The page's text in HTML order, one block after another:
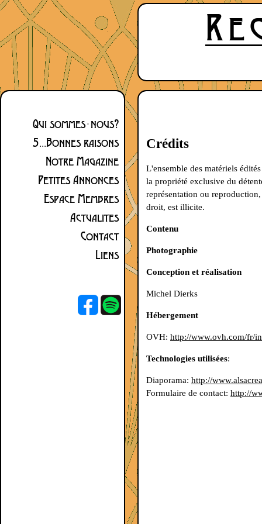
Qui sommes-nous?
5...Bonnes raisons
Notre Magazine
Petites Annonces
Espace Membres
Actualites
Contact
Liens
Crédits
L'ensemble des matériels
la propriété exclusive du
représentation ou
droit, est illicite.
Contenu
Photographie
Conception et réalisation
Michel Dierks
Hébergement
OVH: http://www.ovh.com/fr/
Technologies utilisées:
Diaporama: http://
Formulaire de contact: http://